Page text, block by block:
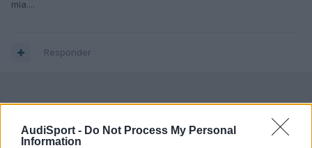
AudiSport - Do Not Process My Personal
Information
mia....
Responder